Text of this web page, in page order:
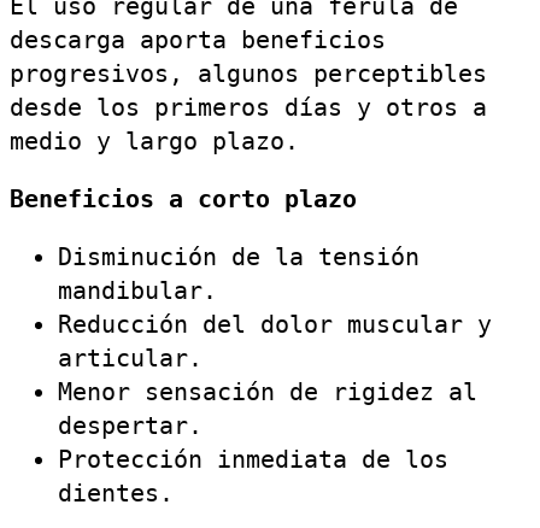
El uso regular de una férula de
descarga aporta beneficios
progresivos, algunos perceptibles
desde los primeros días y otros a
medio y largo plazo.
Beneficios a corto plazo
Disminución de la tensión
mandibular.
Reducción del dolor muscular y
articular.
Menor sensación de rigidez al
despertar.
Protección inmediata de los
dientes.